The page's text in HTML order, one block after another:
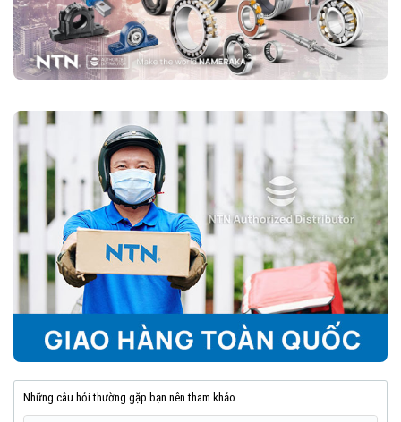
Những câu hỏi thường gặp bạn nên tham khảo